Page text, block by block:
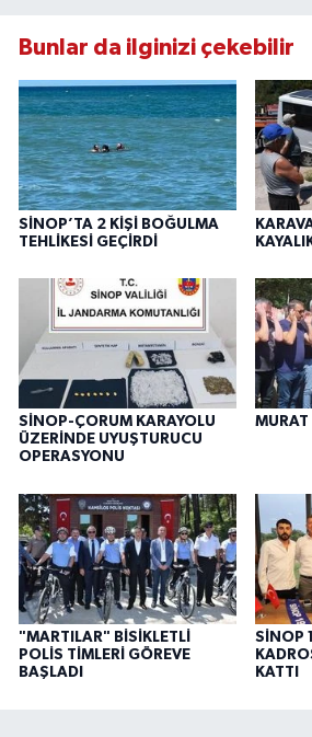
Bunlar da ilginizi çekebilir
SİNOP’TA 2 KİŞİ BOĞULMA
TEHLİKESİ GEÇİRDİ
SİNOP-ÇORUM KARAYOLU
ÜZERİNDE UYUŞTURUCU
OPERASYONU
"MARTILAR" BİSİKLETLİ
POLİS TİMLERİ GÖREVE
BAŞLADI
SİNOP
KATTI